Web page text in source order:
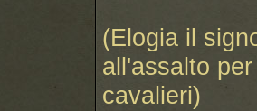
(Elogia il
all'assalto
cavalieri)